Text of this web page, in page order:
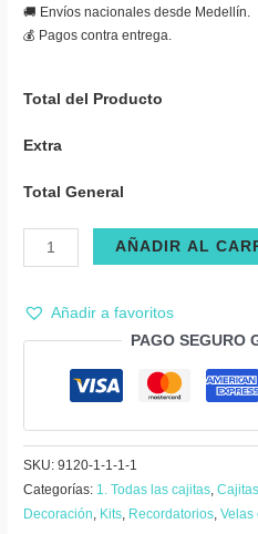
🚚 Envíos nacionales desde Medellín.
💰 Pagos contra entrega.
Total del Producto
Extra
Total General
Recordatorio
(15)
años
número
corona-
Mini
porta
vela
AÑADIR AL
Añadir a favoritos
PAGO SEGURO
SKU:9120-1-1-1-1
Categorías: 1. Todas las cajitas,
Decoración, Kits, Recordatorios,Velas